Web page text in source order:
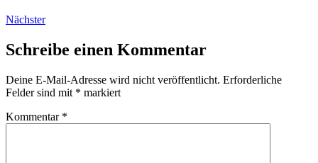
Nächster
Schreibe einen Kommentar
Deine E-Mail-Adresse wird nicht veröffentlicht. Erforderliche
Felder sind mit * markiert
Kommentar *